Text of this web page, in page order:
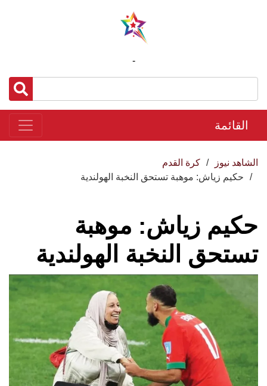
-
القائمة
الشاهد نيوز
كرة القدم
حكيم زياش: موهبة تستحق النخبة الهولندية
حكيم زياش: موهبة
تستحق النخبة الهولندية